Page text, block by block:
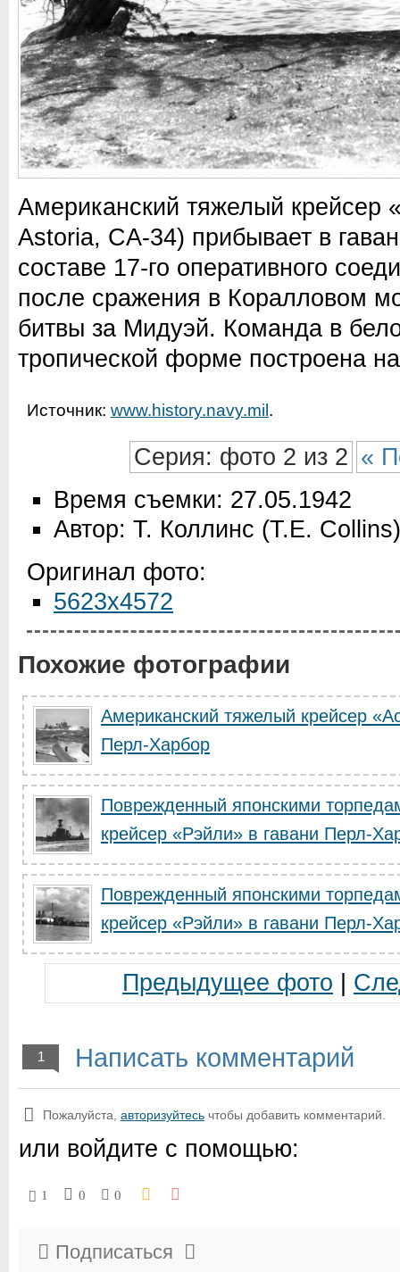
Американский тяжелый крейсер
Astoria, CA-34) прибывает в
составе 17-го оперативного
после сражения в Коралловом
битвы за Мидуэй. Команда в
тропической форме построена
Источник: www.history.navy.mil .
Серия: фото 2 из 2 «
Время съемки: 27.05.1942
Автор: Т. Коллинс (T.E. Collins)
Оригинал фото:
5623x4572
Похожие фотографии
Американский тяжелый крейсер
Перл-Харбор
Поврежденный японскими
крейсер «Рэйли» в гавани Перл-
Поврежденный японскими
крейсер «Рэйли» в гавани Перл-
Предыдущее фото
1 Написать комментарий
Пожалуйста, авторизуйтесь чтобы добавить комментарий.
или войдите с помощью:
1 0 0
Подписаться